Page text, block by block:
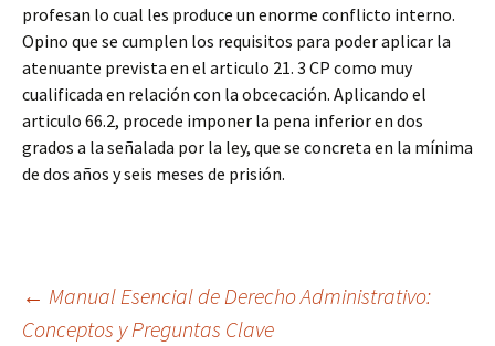
profesan lo cual les produce un enorme conflicto interno.
Opino que se cumplen los requisitos para poder aplicar la
atenuante prevista en el articulo 21. 3 CP como muy
cualificada en relación con la obcecación. Aplicando el
articulo 66.2, procede imponer la pena inferior en dos
grados a la señalada por la ley, que se concreta en la mínima
de dos años y seis meses de prisión.
Navegación
← Manual Esencial de Derecho Administrativo:
Conceptos y Preguntas Clave